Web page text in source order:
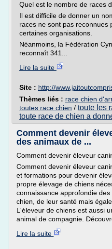
Quel est le nombre de races
Il est difficile de donner un
races ne sont pas reconnues
certaines organisations.
Néanmoins, la Fédération
reconnaît 341...
Lire la suite
Site : http://
Thèmes liés : race chien
toutes race chien / toute les
toute race de chien a
Comment devenir
des animaux de ...
Comment devenir éleveur canin
Comment devenir éleveur
et formations pour devenir
propre élevage de chiens
connaissance approfondie
chien, de leur santé mais
L'éleveur de chiens est aussi
animal de compagnie.
Lire la suite